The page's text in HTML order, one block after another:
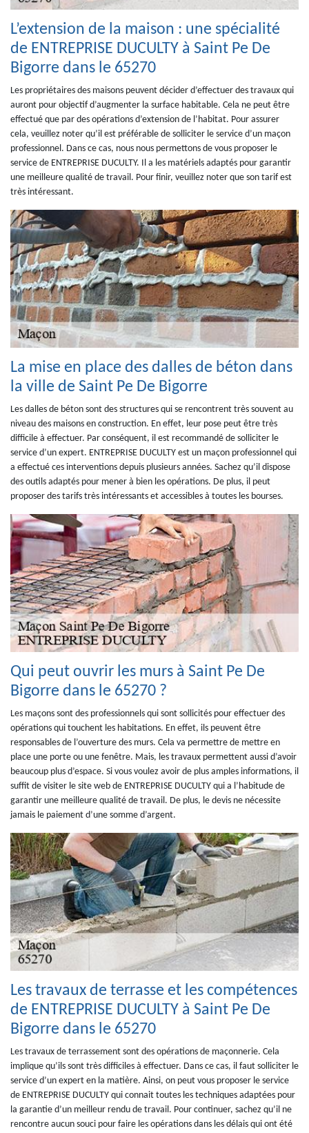
L’extension de la maison : une spécialité
de ENTREPRISE DUCULTY à Saint Pe De
Bigorre dans le 65270
Les propriétaires des maisons peuvent décider d’effectuer des travaux qui
auront pour objectif d’augmenter la surface habitable. Cela ne peut être
effectué que par des opérations d’extension de l’habitat. Pour assurer
cela, veuillez noter qu’il est préférable de solliciter le service d’un maçon
professionnel. Dans ce cas, nous nous permettons de vous proposer le
service de ENTREPRISE DUCULTY. Il a les matériels adaptés pour garantir
une meilleure qualité de travail. Pour finir, veuillez noter que son tarif est
très intéressant.
La mise en place des dalles de béton dans
la ville de Saint Pe De Bigorre
Les dalles de béton sont des structures qui se rencontrent très souvent au
niveau des maisons en construction. En effet, leur pose peut être très
difficile à effectuer. Par conséquent, il est recommandé de solliciter le
service d’un expert. ENTREPRISE DUCULTY est un maçon professionnel qui
a effectué ces interventions depuis plusieurs années. Sachez qu’il dispose
des outils adaptés pour mener à bien les opérations. De plus, il peut
proposer des tarifs très intéressants et accessibles à toutes les bourses.
Qui peut ouvrir les murs à Saint Pe De
Bigorre dans le 65270 ?
Les maçons sont des professionnels qui sont sollicités pour effectuer des
opérations qui touchent les habitations. En effet, ils peuvent être
responsables de l’ouverture des murs. Cela va permettre de mettre en
place une porte ou une fenêtre. Mais, les travaux permettent aussi d’avoir
beaucoup plus d’espace. Si vous voulez avoir de plus amples informations, il
suffit de visiter le site web de ENTREPRISE DUCULTY qui a l’habitude de
garantir une meilleure qualité de travail. De plus, le devis ne nécessite
jamais le paiement d’une somme d’argent.
Les travaux de terrasse et les compétences
de ENTREPRISE DUCULTY à Saint Pe De
Bigorre dans le 65270
Les travaux de terrassement sont des opérations de maçonnerie. Cela
implique qu’ils sont très difficiles à effectuer. Dans ce cas, il faut solliciter le
service d’un expert en la matière. Ainsi, on peut vous proposer le service
de ENTREPRISE DUCULTY qui connait toutes les techniques adaptées pour
la garantie d’un meilleur rendu de travail. Pour continuer, sachez qu’il ne
rencontre aucun souci pour faire les opérations dans les délais qui ont été